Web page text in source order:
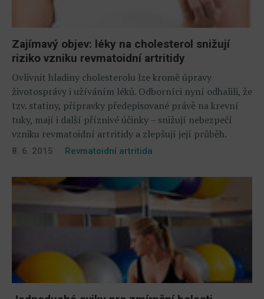
Zajímavý objev: léky na cholesterol snižují
riziko vzniku revmatoidní artritidy
Ovlivnit hladiny cholesterolu lze kromě úpravy
životosprávy i užíváním léků. Odborníci nyní odhalili, že
tzv. statiny, přípravky předepisované právě na krevní
tuky, mají i další příznivé účinky – snižují nebezpečí
vzniku revmatoidní artritidy a zlepšují její průběh.
8. 6. 2015 Revmatoidní artritida